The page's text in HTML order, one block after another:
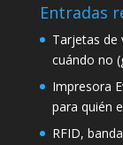
Entradas
Tarjetas de
cuándo no
Impresora
para quién
RFID,